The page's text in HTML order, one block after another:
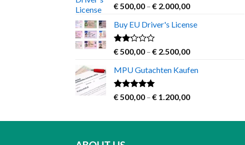
page
Rated
out
of 5
€500,00 – € 2.000,00Price
€ 500,00
€ 2.000,00
Buy EU Driver's License
Rated
out
of 5
€500,00 – € 2.500,00Price
€ 500,00
€ 2.500,00
MPU Gutachten Kaufen
Rated5.00
out of 5
€500,00 – € 1.200,00Price